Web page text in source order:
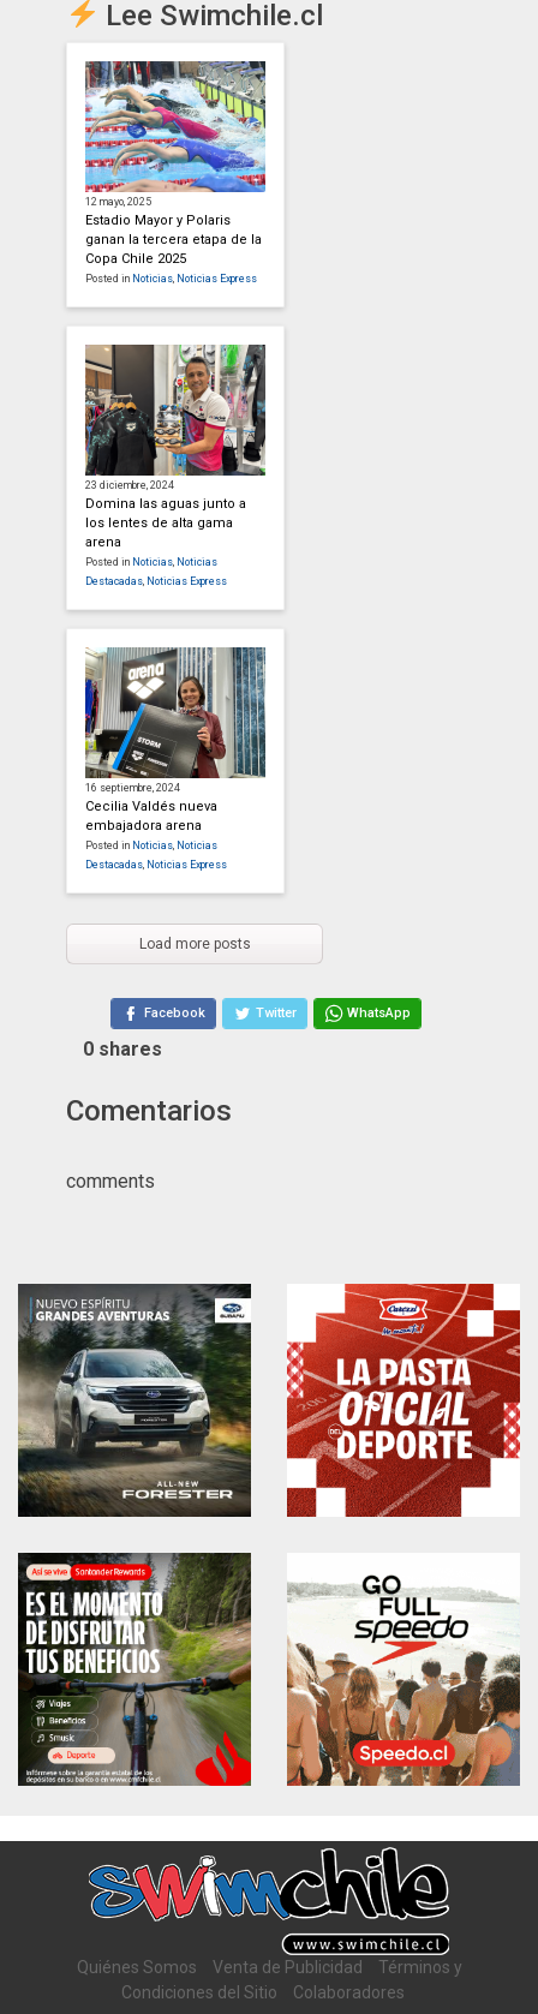
Lee Swimchile.cl
12 mayo, 2025
Estadio Mayor y Polaris
ganan la tercera etapa de la
Copa Chile 2025
Posted in Noticias, Noticias Express
23 diciembre, 2024
Domina las aguas junto a
los lentes de alta gama
arena
Posted in Noticias, Noticias
Destacadas, Noticias Express
16 septiembre, 2024
Cecilia Valdés nueva
embajadora arena
Posted in Noticias, Noticias
Destacadas, Noticias Express
Load more posts
Facebook Twitter WhatsApp
0 shares
Comentarios
comments
Quiénes Somos Venta de Publicidad
Términos y
Condiciones del Sitio
Colaboradores